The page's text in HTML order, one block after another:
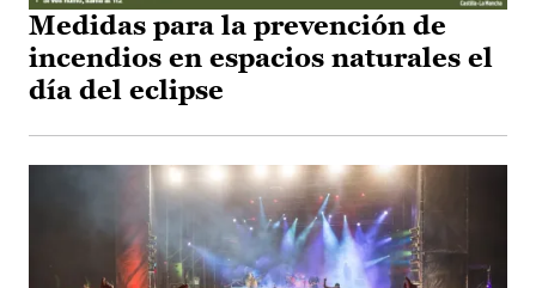
Medidas para la prevención de
incendios en espacios naturales el
día del eclipse